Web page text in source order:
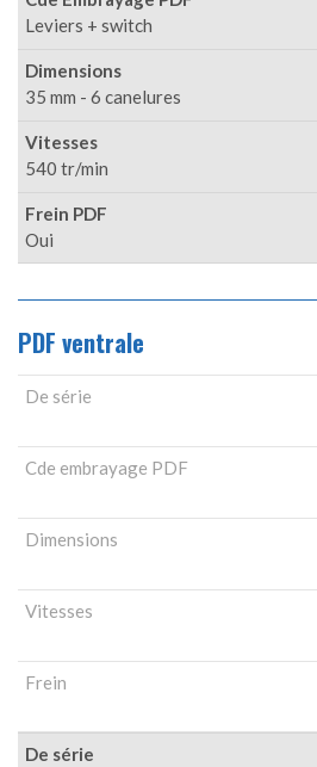
Leviers + switch
Dimensions
35 mm - 6 canelures
Vitesses
540 tr/min
Frein PDF
Oui
PDF ventrale
De série
Cde embrayage PDF
Dimensions
Vitesses
Frein
De série